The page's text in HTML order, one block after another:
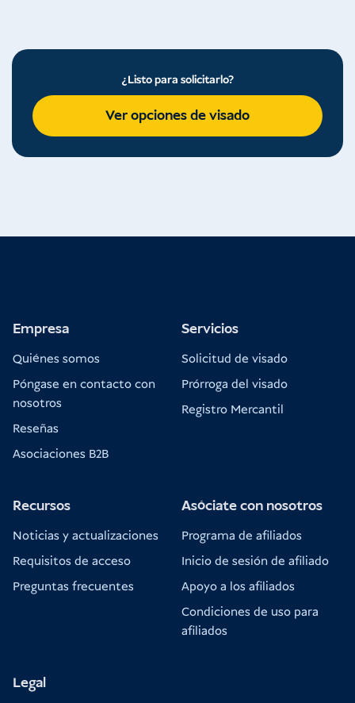
¿Listo para solicitarlo?
Ver opciones de visado
Empresa
Quiénes somos
Póngase en contacto con
nosotros
Reseñas
Asociaciones B2B
Servicios
Solicitud de visado
Prórroga del visado
Registro Mercantil
Recursos
Noticias y actualizaciones
Requisitos de acceso
Preguntas frecuentes
Asóciate con nosotros
Programa de afiliados
Inicio de sesión de afiliado
Apoyo a los afiliados
Condiciones de uso para
afiliados
Legal